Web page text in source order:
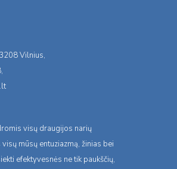
Vilnius,
visų draugijos narių
mūsų entuziazmą, žinias bei
efektyvesnės ne tik paukščių,